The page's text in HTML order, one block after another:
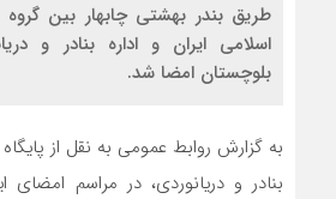
طریق بندر بهشتی چابهار بین
اسلامی ایران و اداره بنادر و
بلوچستان امضا شد.
به گزارش روابط عمومی به نقل از
بنادر و دریانوردی، در مراسم امضای